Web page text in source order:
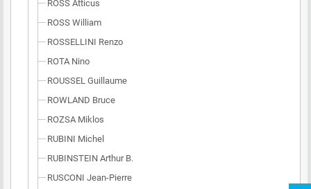
ROSS Atticus
ROSS William
ROSSELLINI Renzo
ROTA Nino
ROUSSEL Guillaume
ROWLAND Bruce
ROZSA Miklos
RUBINI Michel
RUBINSTEIN Arthur B.
RUSCONI Jean-Pierre